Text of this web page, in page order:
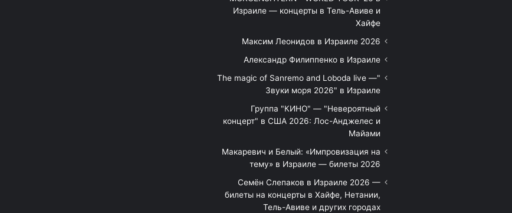
Израиле — концерты в Тель-Авиве и
Хайфе
Максим Леонидов в Израиле 2026
Александр Филиппенко в Израиле
"The magic of Sanremo and Loboda live —
Звуки моря 2026" в Израиле
Группа "КИНО" — "Невероятный
концерт" в США 2026: Лос-Анджелес и
Майами
Макаревич и Белый: «Импровизация на
тему» в Израиле — билеты 2026
Семён Слепаков в Израиле 2026 —
билеты на концерты в Хайфе, Нетании,
Тель-Авиве и других городах